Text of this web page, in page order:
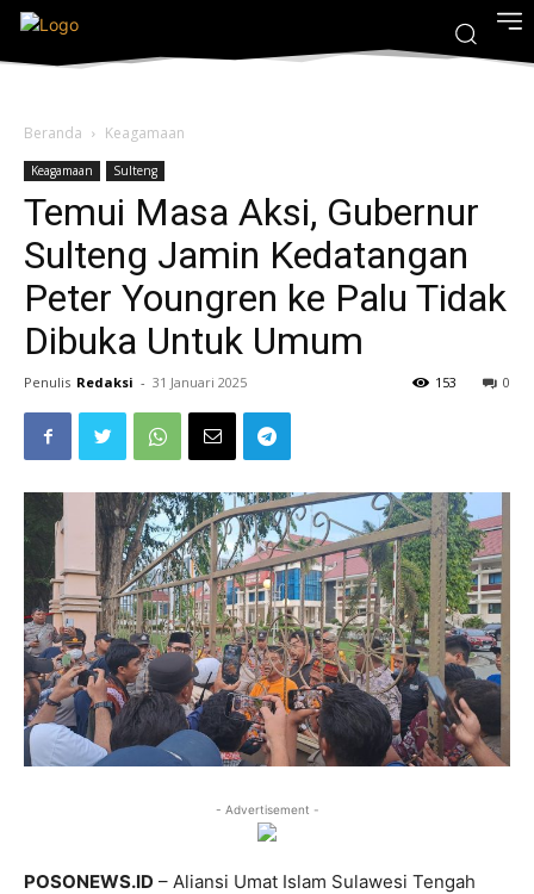
Beranda Keagamaan
Keagamaan Sulteng
Temui Masa Aksi, Gubernur
Sulteng Jamin Kedatangan
Peter Youngren ke Palu Tidak
Dibuka Untuk Umum
Penulis Redaksi - 31 Januari 2025 0
153
- Advertisement -
POSONEWS.ID – Aliansi Umat Islam Sulawesi Tengah